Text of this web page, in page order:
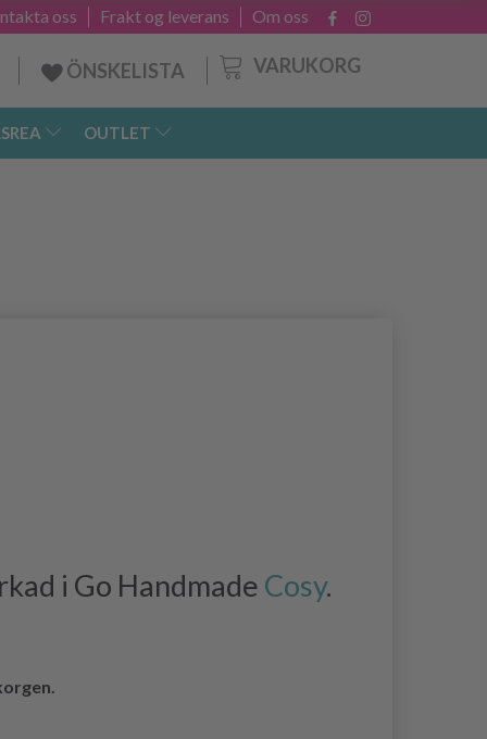
Om oss
Frakt og leverans
oss
VARUKORG
ÖNSKELISTA
OUTLET
i Go Handmade Cosy.